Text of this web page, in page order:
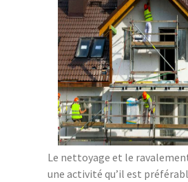
Le nettoyage et le
une activité qu’il est